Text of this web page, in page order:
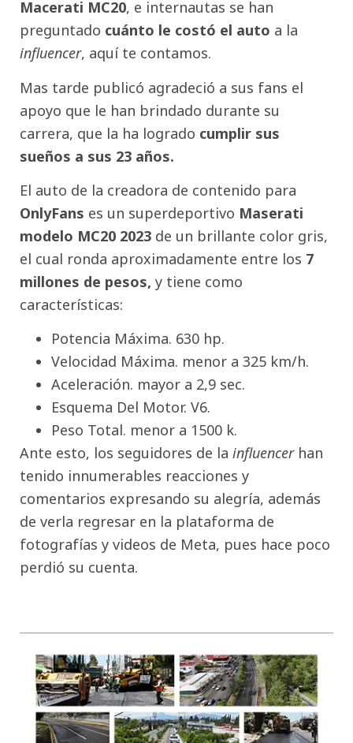
Macerati MC20, e internautas se han
preguntado cuánto le costó el auto a la
influencer, aquí te contamos.
Mas tarde publicó agradeció a sus fans el
apoyo que le han brindado durante su
carrera, que la ha logrado cumplir sus
sueños a sus 23 años.
El auto de la creadora de contenido para
OnlyFans es un superdeportivo Maserati
modelo MC20 2023 de un brillante color gris,
el cual ronda aproximadamente entre los 7
millones de pesos, y tiene como
características:
Potencia Máxima. 630 hp.
Velocidad Máxima. menor a 325 km/h.
Aceleración. mayor a 2,9 sec.
Esquema Del Motor. V6.
Peso Total. menor a 1500 k.
Ante esto, los seguidores de la influencerhan
tenido innumerables reacciones y
comentarios expresando su alegría, además
de verla regresar en la plataforma de
fotografías y videos de Meta, pues hace poco
perdió su cuenta.